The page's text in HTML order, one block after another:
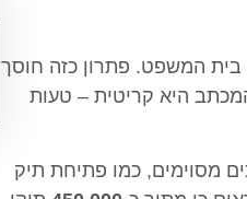
בית המשפט. פתרון כזה חוסך
היא קריטית – טעות
מסוימים, כמו פתיחת תיק